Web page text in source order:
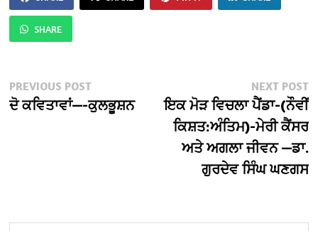
SHARE
Post
navigation
PREVIOUS POSTPrevious
post:
ਦੋ ਕਵਿਤਾਵਾਂ—-ਕੁਲਭੂਸ਼ਨ
NEXT POST
ਇਕ ਮੋੜ ਵਿਚਲਾ ਪੈਂਡਾ-(ਨੌਵੀਂ
ਕਿਸ਼ਤ:ਅੰਤਿਮ)-ਮੇਰੀ ਕੈਂਸਰ
ਅਤੇ ਅਗਲਾ ਜੀਵਨ —ਡਾ.
ਗੁਰਦੇਵ ਸਿੰਘ ਘਣਗਸ